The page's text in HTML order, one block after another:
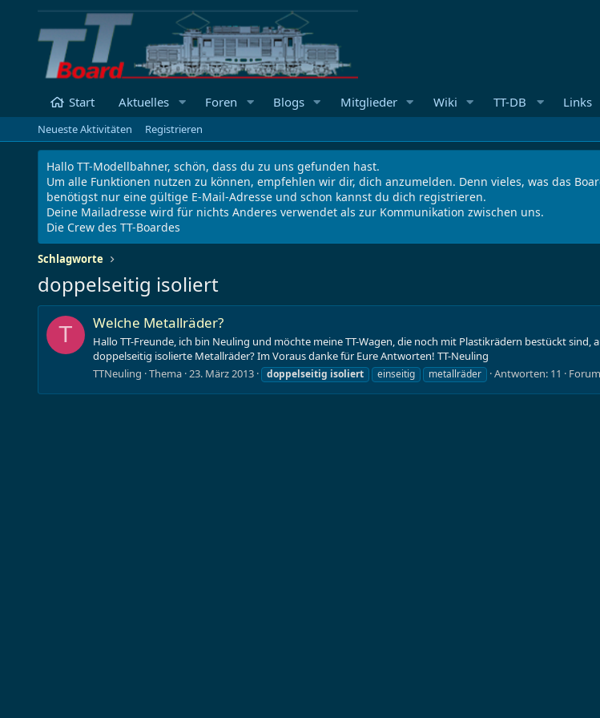
Start Aktuelles Foren Blogs Mitglieder Wiki TT-DB Links
Neueste Aktivitäten Registrieren
Hallo TT-Modellbahner, schön, dass du zu uns gefunden hast.
Um alle Funktionen nutzen zu können, empfehlen wir dir, dich anzumelden. Denn vieles, was das
benötigst nur eine gültige E-Mail-Adresse und schon kannst du dich registrieren.
Deine Mailadresse wird für nichts Anderes verwendet als zur Kommunikation zwischen uns.
Die Crew des TT-Boardes
Schlagworte
doppelseitig isoliert
T Welche Metallräder?
Hallo TT-Freunde, ich bin Neuling und möchte meine TT-Wagen, die noch mit Plastikrädern bestückt
doppelseitig isolierte Metallräder? Im Voraus danke für Eure Antworten! TT-Neuling
TTNeuling Thema 23. März 2013 doppelseitig isoliert einseitig metallräder Antworten: 11